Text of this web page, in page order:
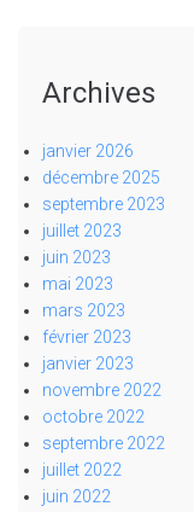
Archives
janvier 2026
décembre 2025
septembre 2023
juillet 2023
juin 2023
mai 2023
mars 2023
février 2023
janvier 2023
novembre 2022
octobre 2022
septembre 2022
juillet 2022
juin 2022